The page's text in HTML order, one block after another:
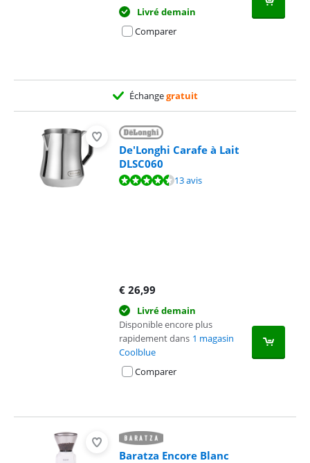
Livré demain
Comparer
Échangegratuit
De'Longhi Carafe à Lait
DLSC060
La note est de 9,3 sur 10, basée sur 13 avis.13 avis
€ 26,99
Livré demain
Disponible encore plus
rapidement dans 1 magasin
Coolblue
Comparer
Baratza Encore Blanc